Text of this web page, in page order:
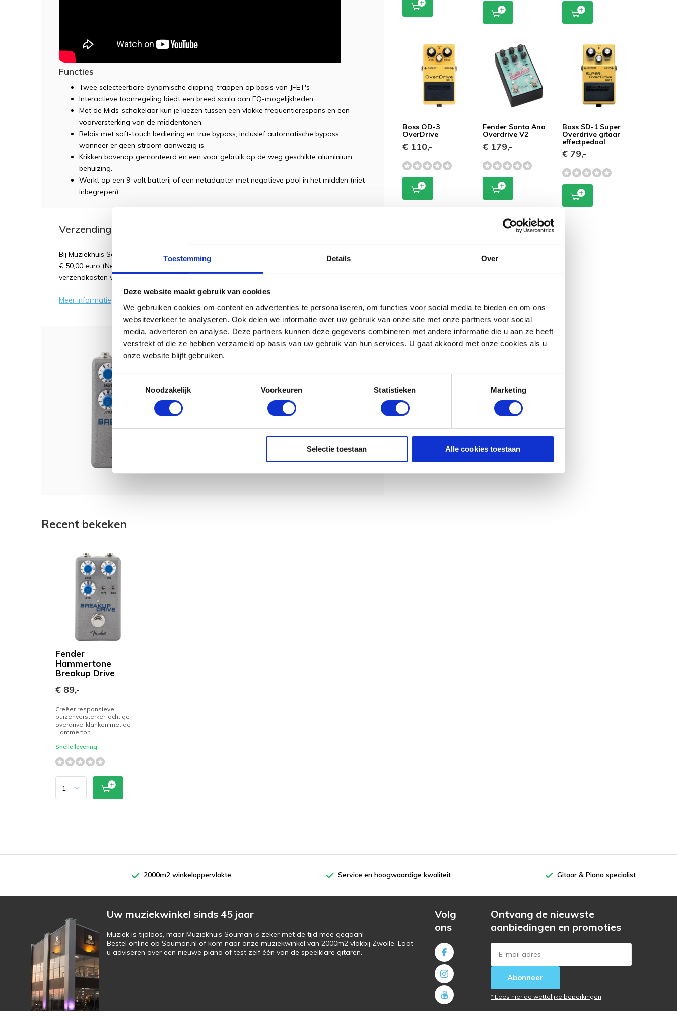
Toestemming Details Over
Deze website maakt gebruik van cookies
We gebruiken cookies om content en advertenties te personaliseren, om functies voor social media te bieden en om ons
websiteverkeer te analyseren. Ook delen we informatie over uw gebruik van onze site met onze partners voor social
media, adverteren en analyse. Deze partners kunnen deze gegevens combineren met andere informatie die u aan ze heeft
verstrekt of die ze hebben verzameld op basis van uw gebruik van hun services. U gaat akkoord met onze cookies als u
onze website blijft gebruiken.
Toestemmingsselectie
Noodzakelijk
Voorkeuren Statistieken Marketing
Selectie toestaan Alle cookies toestaan
Functies
Twee selecteerbare dynamische clipping-trappen op basis van JFET's
Interactieve toonregeling biedt een breed scala aan EQ-mogelijkheden.
Met de Mids-schakelaar kun je kiezen tussen een vlakke frequentierespons en een
voorversterking van de middentonen.
Relais met soft-touch bediening en true bypass, inclusief automatische bypass
wanneer er geen stroom aanwezig is.
Krikken bovenop gemonteerd en een voor gebruik op de weg geschikte aluminium
behuizing.
Werkt op een 9-volt batterij of een netadapter met negatieve pool in het midden (niet
inbegrepen).
Verzending
Bij Muziekhuis Souman betaalt u GEEN verzendkosten wanneer u een aankoop doet boven
€ 50,00 euro (Nederland en België). Bestellingen onder € 50,00 euro betaalt u € 4,50 euro
verzendkosten voor een brievenbuspakket en €7,95 voor een normaal pakket.
Meer informatie
Dit wordt 'm!
winkelwagen
Boss OD-3
OverDrive
€ 110,-
Fender Santa Ana
Overdrive V2
€ 179,-
Boss SD-1 Super
Overdrive gitaar
effectpedaal
€ 79,-
Recent bekeken
Fender
Hammertone
Breakup Drive
€ 89,-
Creëer responsieve,
buizenversterker-achtige
overdrive-klanken met de
Hammerton...
Snelle levering
2000m2 winkeloppervlakte Service en hoogwaardige kwaliteit Gitaar & Piano specialist
Uw muziekwinkel sinds 45 jaar
Muziek is tijdloos, maar Muziekhuis Souman is zeker met de tijd mee gegaan!
Bestel online op Souman.nl of kom naar onze muziekwinkel van 2000m2 vlakbij Zwolle. Laat
u adviseren over een nieuwe piano of test zelf één van de speelklare gitaren.
Volg
ons
Ontvang de nieuwste
aanbiedingen en promoties
Abonneer
* Lees hier de wettelijke beperkingen